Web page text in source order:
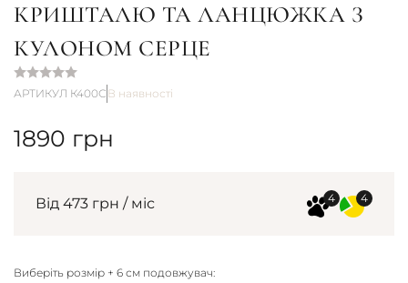
КРИШТАЛЮ ТА ЛАНЦЮЖКА З
КУЛОНОМ СЕРЦЕ
АРТИКУЛ К400С В наявності
1890 грн
Від 473 грн / міс
Виберіть розмір + 6 см подовжувач: